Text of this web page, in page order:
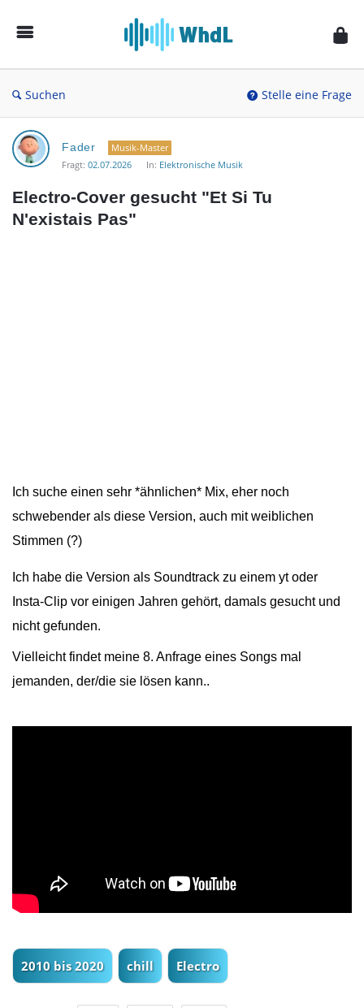
von
Suchen Stelle eine Frage
Musikforum
von
WieheisstdasLied.de
Neueste
Fader
Musik-Master
Fragt: 02.07.2026 In: Elektronische Musik
Electro-Cover gesucht "Et Si Tu
N'existais Pas"
Ich suche einen sehr *ähnlichen* Mix, eher noch
schwebender als diese Version, auch mit weiblichen
Stimmen (?)
Ich habe die Version als Soundtrack zu einem yt oder
Insta-Clip vor einigen Jahren gehört, damals gesucht und
nicht gefunden.
Vielleicht findet meine 8. Anfrage eines Songs mal
jemanden, der/die sie lösen kann..
2010 bis 2020 chill Electro